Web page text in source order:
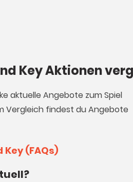
Key Aktionen
aktuelle Angebote zum Spiel
Vergleich findest du Angebote
(FAQs)